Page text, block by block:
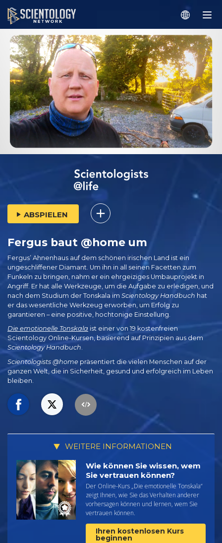
ABSPIELEN
Fergus baut @home um
Fergus’ Ahnenhaus auf dem schönen irischen Land ist ein
ungeschliffener Diamant. Um ihn in all seinen Facetten zum
Funkeln zu bringen, nahm er ein ehrgeiziges Umbauprojekt in
Angriff. Er hat alle Werkzeuge, um die Aufgabe zu erledigen, und
nach dem Studium der Tonskala im Scientology Handbuch hat
er das wesentliche Werkzeug erworben, um Erfolg zu
garantieren – eine positive, hochtonige Einstellung.
Die emotionelle Tonskala ist einer von 19 kostenfreien
Scientology Online-Kursen, basierend auf Prinzipien aus dem
Scientology Handbuch.
Scientologists @home präsentiert die vielen Menschen auf der
ganzen Welt, die in Sicherheit, gesund und erfolgreich im Leben
bleiben.
WEITERE INFORMATIONEN
Wie können Sie wissen, wem
Sie vertrauen können?
Der Online-Kurs „Die emotionelle Tonskala“
zeigt Ihnen, wie Sie das Verhalten anderer
vorhersagen können und lernen, wem Sie
vertrauen können.
Ihren kostenlosen Kurs
beginnen